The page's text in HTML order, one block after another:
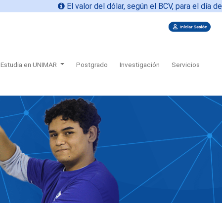
El valor del dólar, según el BCV, para el día de hoy
Estudia en UNIMAR Postgrado Investigación Servicios